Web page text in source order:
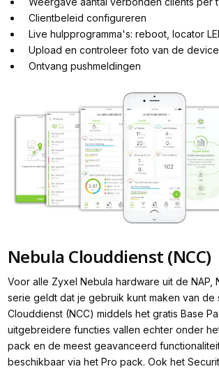
Clientbeleid configureren
Live hulpprogramma's: reboot, locator
Upload en controleer foto van de
Ontvang pushmeldingen
Nebula Clouddienst (NCC)
Voor alle Zyxel Nebula hardware uit de NAP,
serie geldt dat je gebruik kunt maken van de
Clouddienst (NCC) middels het gratis Base
uitgebreidere functies vallen echter onder
pack en de meest geavanceerd
beschikbaar via het Pro pack. Ook het